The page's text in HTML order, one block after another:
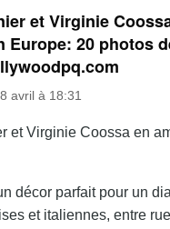
et Virginie
Europe: 20 photos
avril à 18:31
et Virginie Coossa en
décor parfait pour un
et italiennes, entre